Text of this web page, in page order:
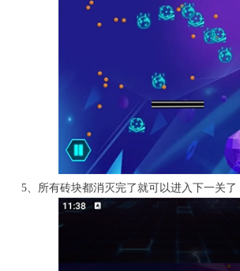
5、所有砖块都消灭完了就可以进入下一关了